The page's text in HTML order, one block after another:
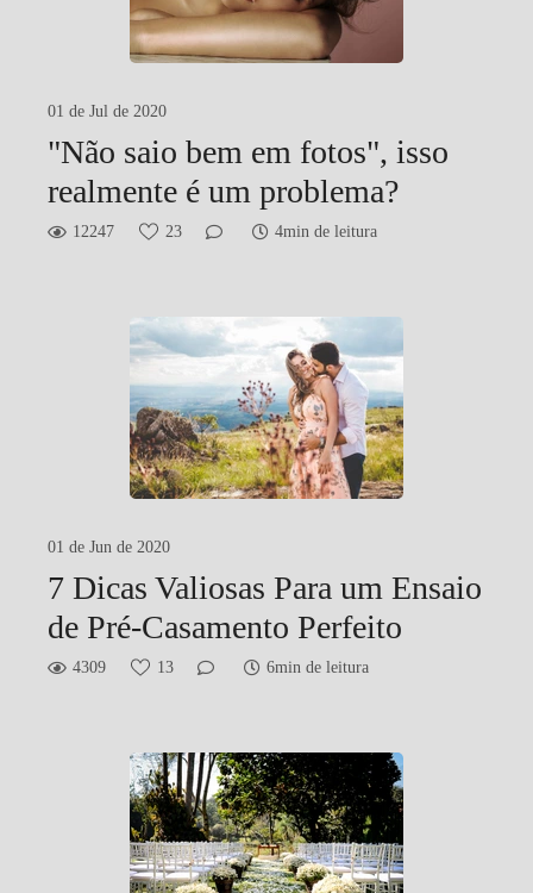
01 de Jul de 2020
"Não saio bem em fotos", isso
realmente é um problema?
12247 23 4min de leitura
01 de Jun de 2020
7 Dicas Valiosas Para um Ensaio
de Pré-Casamento Perfeito
4309 13 6min de leitura